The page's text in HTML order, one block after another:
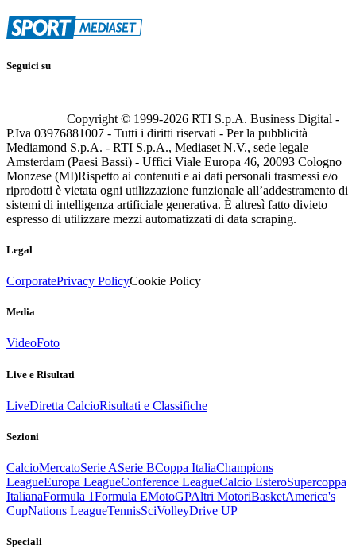
Seguici su
Copyright © 1999-2026 RTI S.p.A. Business Digital -
P.Iva 03976881007 - Tutti i diritti riservati - Per la pubblicità
Mediamond S.p.A. - RTI S.p.A., Mediaset N.V., sede legale
Amsterdam (Paesi Bassi) - Uffici Viale Europa 46, 20093 Cologno
Monzese (MI)Rispetto ai contenuti e ai dati personali trasmessi e/o
riprodotti è vietata ogni utilizzazione funzionale all’addestramento di
sistemi di intelligenza artificiale generativa. È altresì fatto divieto
espresso di utilizzare mezzi automatizzati di data scraping.
Legal
CorporatePrivacy PolicyCookie Policy
Media
VideoFoto
Live e Risultati
LiveDiretta CalcioRisultati e Classifiche
Sezioni
CalcioMercatoSerie ASerie BCoppa ItaliaChampions
LeagueEuropa LeagueConference LeagueCalcio EsteroSupercoppa
ItalianaFormula 1Formula EMotoGPAltri MotoriBasketAmerica's
CupNations LeagueTennisSciVolleyDrive UP
Speciali